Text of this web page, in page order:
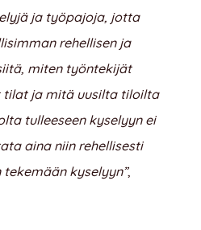
ja työpajoja, jotta
rehellisen ja
miten työntekijät
tilat ja mitä uusilta tiloilta
tulleeseen kyselyyn ei
aina niin rehellisesti
kyselyyn”,